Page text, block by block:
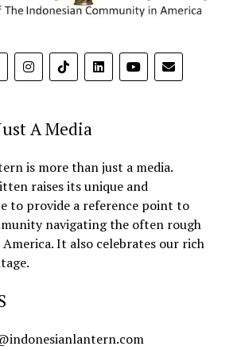
A Media
is more than just a media.
raises its unique and
to provide a reference point to
navigating the often rough
It also celebrates our rich